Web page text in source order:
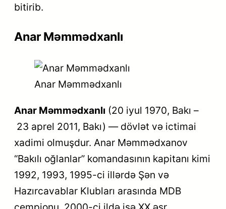
bitirib.
Anar Məmmədxanlı
Anar Məmmədxanlı
Anar Məmmədxanlı (20 iyul 1970, Bakı –
23 aprel 2011, Bakı) — dövlət və ictimai
xadimi olmuşdur. Anar Məmmədxanov
“Bakılı oğlanlar” komandasının kapitanı kimi
1992, 1993, 1995-ci illərdə Şən və
Hazırcavablar Klubları arasında MDB